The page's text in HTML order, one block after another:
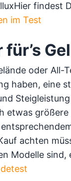
findest
im Test
für’s
oder All-
haben, eine
etwas
achten
Modelle sind,